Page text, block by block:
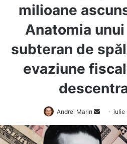
milioane
Anatomia
subteran de
evaziune
Andrei Marin
Send
an
email
iulie